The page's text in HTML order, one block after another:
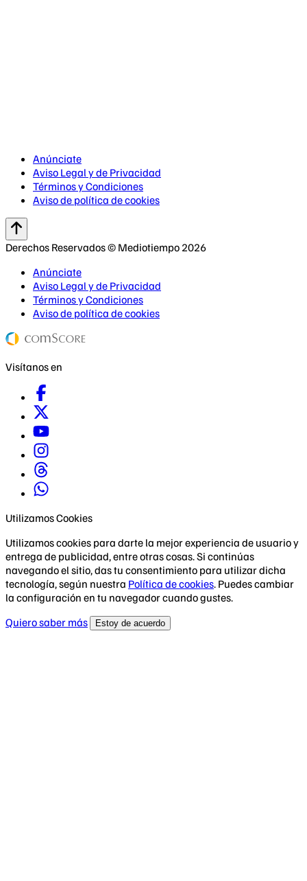
Anúnciate
Aviso Legal y de Privacidad
Términos y Condiciones
Aviso de política de cookies
Derechos Reservados © Mediotiempo 2026
Anúnciate
Aviso Legal y de Privacidad
Términos y Condiciones
Aviso de política de cookies
Visítanos en
Utilizamos Cookies
Utilizamos cookies para darte la mejor experiencia de usuario y
entrega de publicidad, entre otras cosas. Si continúas
navegando el sitio, das tu consentimiento para utilizar dicha
tecnología, según nuestra Política de cookies. Puedes cambiar
la configuración en tu navegador cuando gustes.
Quiero saber más
Estoy de acuerdo